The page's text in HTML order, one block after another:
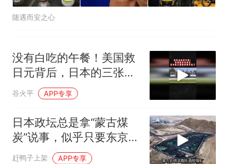
随遇而安之心
没有白吃的午餐！美国救
日元背后，日本的三张账
单藏不住了01
谷火平 APP专享
日本政坛总是拿“蒙古煤
炭”说事，似乎只要东京伸
手
赶鸭子上架 APP专享